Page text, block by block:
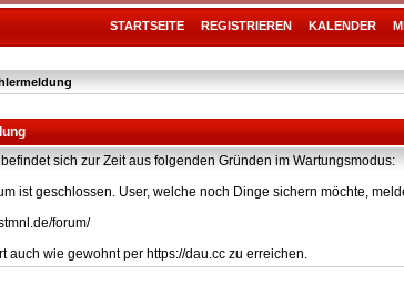
STARTSEITE REGISTRIEREN KALENDER
sich zur Zeit aus folgenden Gründen im Wartungsmodus:
ist geschlossen. User, welche noch Dinge sichern möchte,
forum/
auch wie gewohnt per https://dau.cc zu erreichen.